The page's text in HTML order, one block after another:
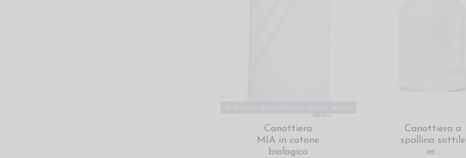
Canottiera
MIA in cotone
biologico
Canottiera a
spallina sottile
in...